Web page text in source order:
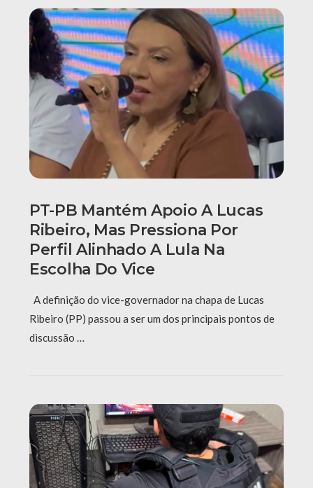
PT-PB Mantém Apoio A Lucas
Ribeiro, Mas Pressiona Por
Perfil Alinhado A Lula Na
Escolha Do Vice
A definição do vice-governador na chapa de Lucas
Ribeiro (PP) passou a ser um dos principais pontos de
discussão …